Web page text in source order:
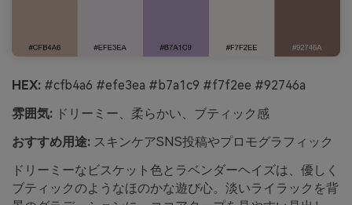
HEX: #cfb4a6 #efe3ea #b7a1c9 #f7f2ee #92746a
雰囲気: ドリーミー、柔らかい、ブティック感
おすすめ用途: スキンケアSNS投稿やプロモグラフィック
ドリーミーなビスケット色とラベンダーヘイズは、優しく
ブティックのようなほのかな遊び心。淡いライラックを背